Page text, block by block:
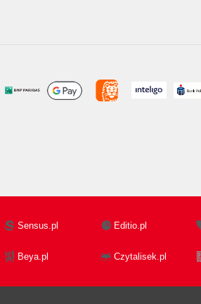
Sensus.pl Editio.pl
Beya.pl Czytalisek.pl